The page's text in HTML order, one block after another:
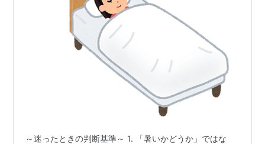
～迷ったときの判断基準～ 1. 「暑いかどうか」ではな